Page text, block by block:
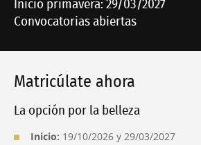
Inicio primavera: 29/03/2027
Convocatorias abiertas
Matricúlate ahora
La opción por la belleza
Inicio: 19/10/2026 y 29/03/2027